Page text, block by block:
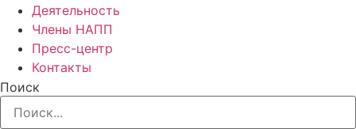
Деятельность
Члены НАПП
Пресс-центр
Контакты
Поиск